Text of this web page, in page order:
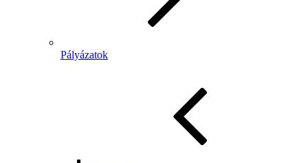
Pályázatok